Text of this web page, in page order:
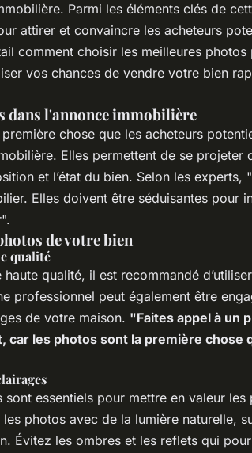
Parmi les éléments clés de
attirer et convaincre les acheteurs
comment choisir les meilleures
vos chances de vendre votre bien
dans l'annonce immobilière
chose que les acheteurs
Elles permettent de se projeter
et l’état du bien. Selon les experts,
Elles doivent être séduisantes pour
de votre bien
qualité
qualité, il est recommandé
professionnel peut également être
de votre maison. "Faites appel à un
car les photos sont la première chose
sont essentiels pour mettre en valeur
photos avec de la lumière naturelle,
Évitez les ombres et les reflets qui